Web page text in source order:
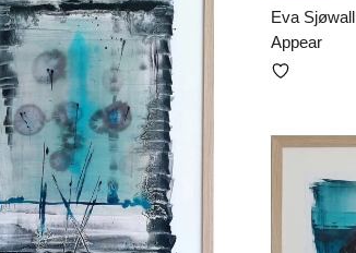
Eva Sjøwall
Appear